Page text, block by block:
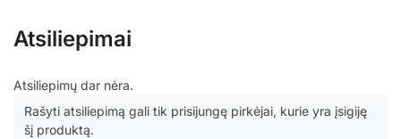
Atsiliepimai
Atsiliepimų dar nėra.
Rašyti atsiliepimą gali tik prisijungę pirkėjai, kurie yra įsigiję
šį produktą.